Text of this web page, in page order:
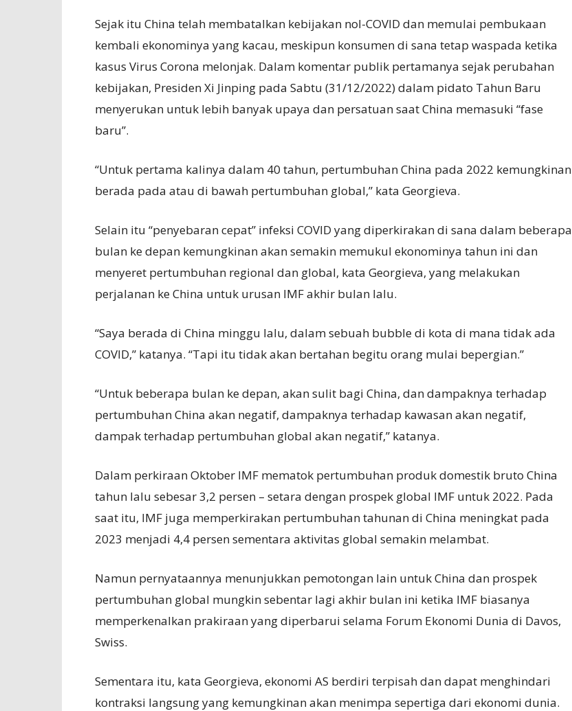
Sejak itu China telah membatalkan kebijakan nol-COVID dan memulai pembukaan
kembali ekonominya yang kacau, meskipun konsumen di sana tetap waspada ketika
kasus Virus Corona melonjak. Dalam komentar publik pertamanya sejak perubahan
kebijakan, Presiden Xi Jinping pada Sabtu (31/12/2022) dalam pidato Tahun Baru
menyerukan untuk lebih banyak upaya dan persatuan saat China memasuki “fase
baru”.
“Untuk pertama kalinya dalam 40 tahun, pertumbuhan China pada 2022 kemungkinan
berada pada atau di bawah pertumbuhan global,” kata Georgieva.
Selain itu “penyebaran cepat” infeksi COVID yang diperkirakan di sana dalam beberapa
bulan ke depan kemungkinan akan semakin memukul ekonominya tahun ini dan
menyeret pertumbuhan regional dan global, kata Georgieva, yang melakukan
perjalanan ke China untuk urusan IMF akhir bulan lalu.
“Saya berada di China minggu lalu, dalam sebuah bubble di kota di mana tidak ada
COVID,” katanya. “Tapi itu tidak akan bertahan begitu orang mulai bepergian.”
“Untuk beberapa bulan ke depan, akan sulit bagi China, dan dampaknya terhadap
pertumbuhan China akan negatif, dampaknya terhadap kawasan akan negatif,
dampak terhadap pertumbuhan global akan negatif,” katanya.
Dalam perkiraan Oktober IMF mematok pertumbuhan produk domestik bruto China
tahun lalu sebesar 3,2 persen – setara dengan prospek global IMF untuk 2022. Pada
saat itu, IMF juga memperkirakan pertumbuhan tahunan di China meningkat pada
2023 menjadi 4,4 persen sementara aktivitas global semakin melambat.
Namun pernyataannya menunjukkan pemotongan lain untuk China dan prospek
pertumbuhan global mungkin sebentar lagi akhir bulan ini ketika IMF biasanya
memperkenalkan prakiraan yang diperbarui selama Forum Ekonomi Dunia di Davos,
Swiss.
Sementara itu, kata Georgieva, ekonomi AS berdiri terpisah dan dapat menghindari
kontraksi langsung yang kemungkinan akan menimpa sepertiga dari ekonomi dunia.